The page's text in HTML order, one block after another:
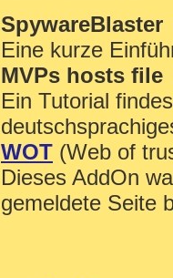
SpywareBlaster
Eine kurze
MVPs hosts file
Ein Tutorial
WOT (Web of
Dieses AddOn
gemeldete Seite